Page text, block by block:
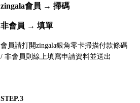
zingala會員 → 掃碼
非會員 → 填單
會員請打開zingala銀角零卡掃描付款條碼
/ 非會員則線上填寫申請資料並送出
STEP.3